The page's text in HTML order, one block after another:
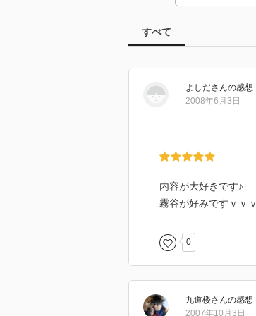
すべて
よしださんの感想
2008年6月3日
内容が大好きです♪
霧谷が好みですｖｖｖ
0
九道楼さんの感想
2007年10月3日